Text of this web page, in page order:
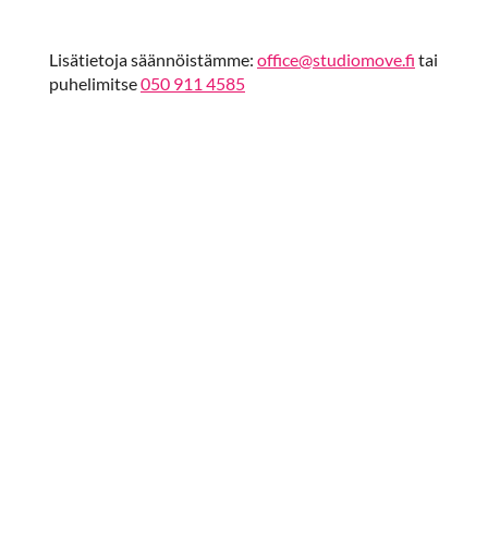
Lisätietoja säännöistämme: office@studiomove.fi tai
puhelimitse050 911 4585